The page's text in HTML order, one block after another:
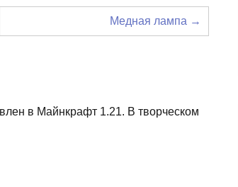
Медная лампа →
в Майнкрафт 1.21. В творческом